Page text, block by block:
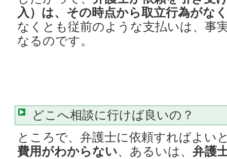
入）は、その時点から取立行為がな
なくとも従前のような支払いは、事
なるのです。
どこへ相談に行けば良いの？
ところで、弁護士に依頼すればよい
費用がわからない、あるいは、 弁護